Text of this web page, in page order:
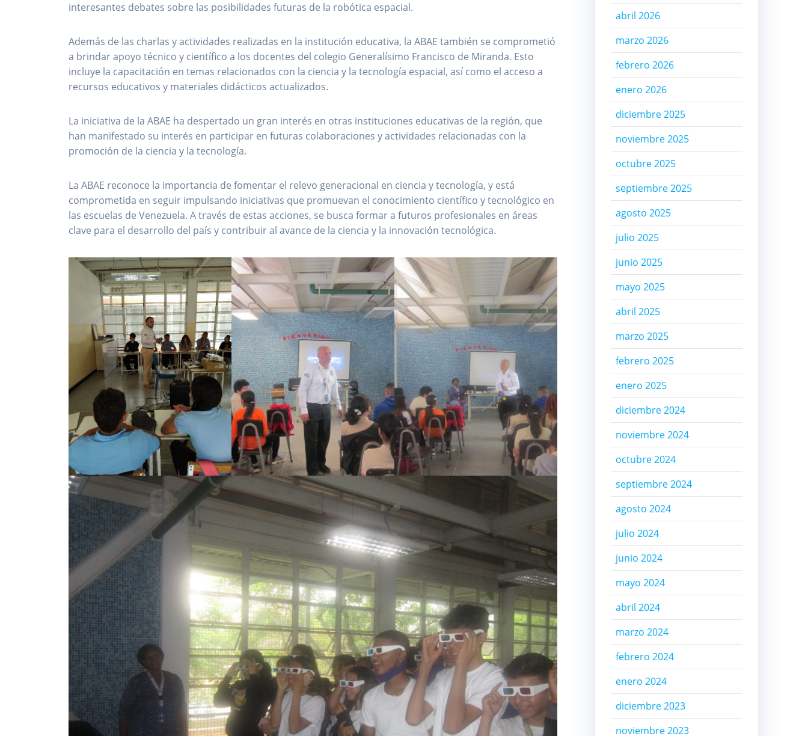
interesantes debates sobre las posibilidades futuras de la robótica espacial.
Además de las charlas y actividades realizadas en la institución educativa, la ABAE también se comprometió
a brindar apoyo técnico y científico a los docentes del colegio Generalísimo Francisco de Miranda. Esto
incluye la capacitación en temas relacionados con la ciencia y la tecnología espacial, así como el acceso a
recursos educativos y materiales didácticos actualizados.
La iniciativa de la ABAE ha despertado un gran interés en otras instituciones educativas de la región, que
han manifestado su interés en participar en futuras colaboraciones y actividades relacionadas con la
promoción de la ciencia y la tecnología.
La ABAE reconoce la importancia de fomentar el relevo generacional en ciencia y tecnología, y está
comprometida en seguir impulsando iniciativas que promuevan el conocimiento científico y tecnológico en
las escuelas de Venezuela. A través de estas acciones, se busca formar a futuros profesionales en áreas
clave para el desarrollo del país y contribuir al avance de la ciencia y la innovación tecnológica.
abril 2026
marzo 2026
febrero 2026
enero 2026
diciembre 2025
noviembre 2025
octubre 2025
septiembre 2025
agosto 2025
julio 2025
junio 2025
mayo 2025
abril 2025
marzo 2025
febrero 2025
enero 2025
diciembre 2024
noviembre 2024
octubre 2024
septiembre 2024
agosto 2024
julio 2024
junio 2024
mayo 2024
abril 2024
marzo 2024
febrero 2024
enero 2024
diciembre 2023
noviembre 2023